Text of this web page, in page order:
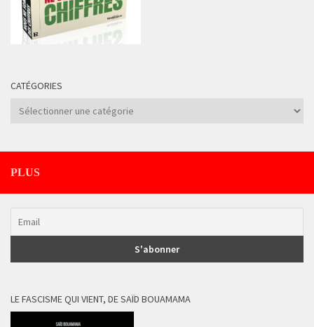
CATÉGORIES
Catégories
PLUS
LE FASCISME QUI VIENT, DE SAÏD BOUAMAMA